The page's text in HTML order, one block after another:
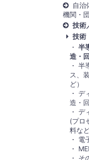
自治
機関・
技術
技術
半
造・
半
ス、
ど）
デ
造・
デ
(プロ
料など
電
そ